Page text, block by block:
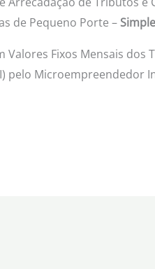
de Pequeno Porte –
Valores Fixos Mensais dos
pelo Microempreendedor